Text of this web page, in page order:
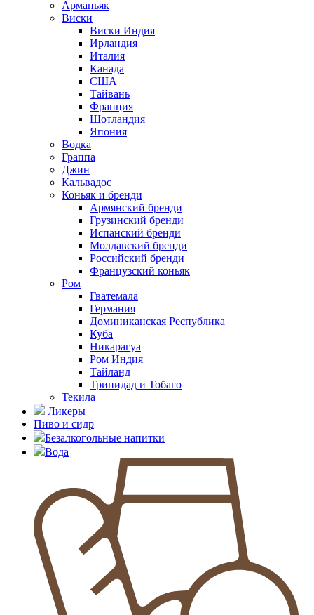
Арманьяк
Виски
Виски Индия
Ирландия
Италия
Канада
США
Тайвань
Франция
Шотландия
Япония
Водка
Граппа
Джин
Кальвадос
Коньяк и бренди
Армянский бренди
Грузинский бренди
Испанский бренди
Молдавский бренди
Российский бренди
Французский коньяк
Ром
Гватемала
Германия
Доминиканская Республика
Куба
Никарагуа
Ром Индия
Тайланд
Тринидад и Тобаго
Текила
Ликеры
Пиво и сидр
Безалкогольные напитки
Вода